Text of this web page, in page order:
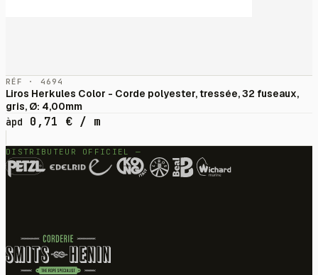
RÉF · 4694
Liros Herkules Color - Corde polyester, tressée, 32 fuseaux,
gris, Ø: 4,00mm
àpd
0,71 € / m
DISTRIBUTEUR OFFICIEL —